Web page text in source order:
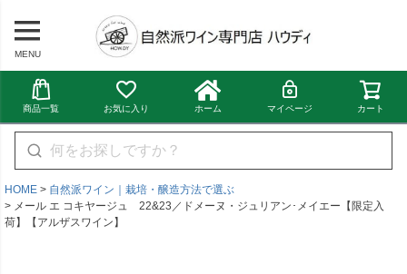
MENU
商品一覧 お気に入り ホーム マイページ カート
HOME
自然派ワイン｜栽培・醸造方法で選ぶ
メール エ コキヤージュ 22&23／ドメーヌ・ジュリアン･メイエー【限定入
荷】【アルザスワイン】